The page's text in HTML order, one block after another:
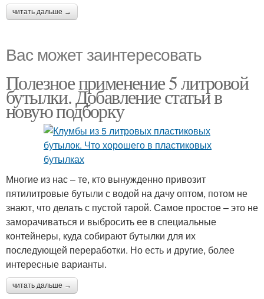
читать дальше →
Вас может заинтересовать
Полезное применение 5 литровой
бутылки. Добавление статьи в
новую подборку
Многие из нас – те, кто вынужденно привозит
пятилитровые бутыли с водой на дачу оптом, потом не
знают, что делать с пустой тарой. Самое простое – это не
заморачиваться и выбросить ее в специальные
контейнеры, куда собирают бутылки для их
последующей переработки. Но есть и другие, более
интересные варианты.
читать дальше →